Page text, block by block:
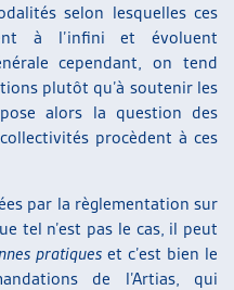
selon lesquelles ces
à l’infini et évoluent
cependant, on tend
plutôt qu’à soutenir les
alors la question des
procèdent à ces
par la règlementation sur
tel n’est pas le cas, il peut
pratiques et c’est bien le
de l’Artias, qui